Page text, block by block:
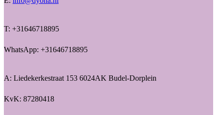
T: +31646718895
WhatsApp: +31646718895
A: Liedekerkestraat 153 6024AK Budel-Dorplein
KvK: 87280418